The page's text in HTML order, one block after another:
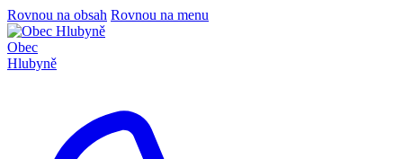
Rovnou na obsah Rovnou na menu
Obec
Hlubyně